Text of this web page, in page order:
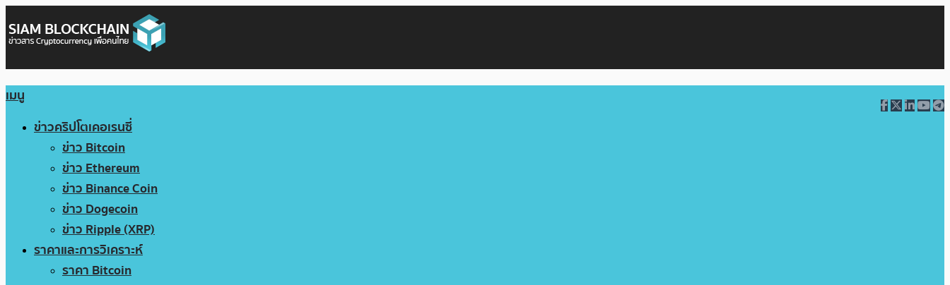
เมนู
ข่าวคริปโตเคอเรนซี่
ข่าว Bitcoin
ข่าว Ethereum
ข่าว Binance Coin
ข่าว Dogecoin
ข่าว Ripple (XRP)
ราคาและการวิเคราะห์
ราคา Bitcoin